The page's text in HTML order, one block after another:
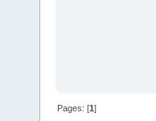
Pages: [1]